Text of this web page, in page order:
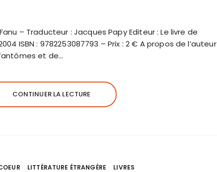
– Traducteur : Jacques Papy Editeur : Le livre de
ISBN : 9782253087793 – Prix : 2 € A propos de l’auteur
et de…
CONTINUER LA LECTURE
LITTÉRATURE ÉTRANGÈRE LIVRES